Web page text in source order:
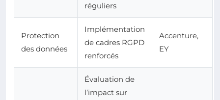
réguliers
Protection
des données
Implémentation
de cadres RGPD
renforcés
Accenture,
EY
Évaluation de
l’impact sur